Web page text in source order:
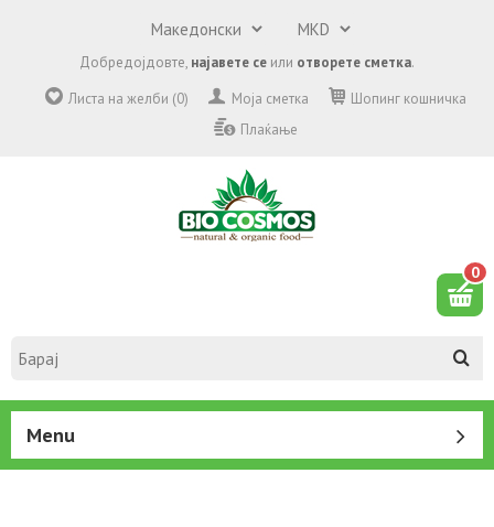
Добредојдовте, најавете се или отворете сметка.
Листа на желби (0)
Моја сметка
Шопинг кошничка
Плаќање
0
Menu